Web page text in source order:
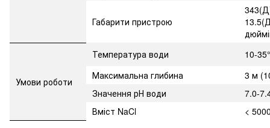
Габарити пристрою
Умови роботи
Температура води
10-
Максимальна глибина
3 м
Значення рН води
7.0-
Вміст NaCl
<